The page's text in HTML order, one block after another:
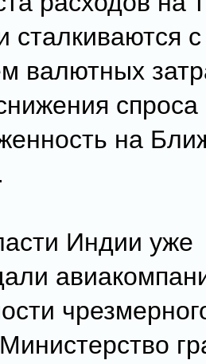
сталкиваются с
валютных
на
Индии уже